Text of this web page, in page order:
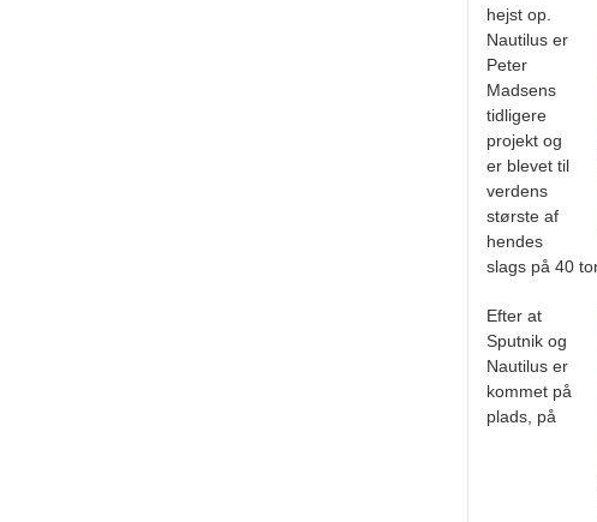
hejst op.
Nautilus er
Peter
Madsens
tidligere
projekt og
er blevet til
verdens
største af
hendes
slags på 40
Efter at
Sputnik og
Nautilus er
kommet på
plads, på